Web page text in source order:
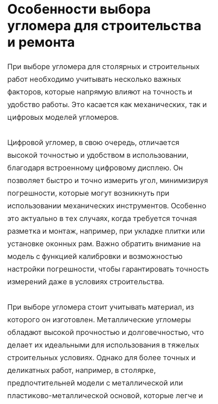
Особенности выбора
угломера для строительства
и ремонта
При выборе угломера для столярных и строительных
работ необходимо учитывать несколько важных
факторов, которые напрямую влияют на точность и
удобство работы. Это касается как механических, так и
цифровых моделей угломеров.
Цифровой угломер, в свою очередь, отличается
высокой точностью и удобством в использовании,
благодаря встроенному цифровому дисплею. Он
позволяет быстро и точно измерить угол, минимизируя
погрешности, которые могут возникнуть при
использовании механических инструментов. Особенно
это актуально в тех случаях, когда требуется точная
разметка и монтаж, например, при укладке плитки или
установке оконных рам. Важно обратить внимание на
модель с функцией калибровки и возможностью
настройки погрешности, чтобы гарантировать точность
измерений даже в условиях строительства.
При выборе угломера стоит учитывать материал, из
которого он изготовлен. Металлические угломеры
обладают высокой прочностью и долговечностью, что
делает их идеальными для использования в тяжелых
строительных условиях. Однако для более точных и
деликатных работ, например, в столярке,
предпочтительней модели с металлической или
пластиково-металлической основой, которые легче и